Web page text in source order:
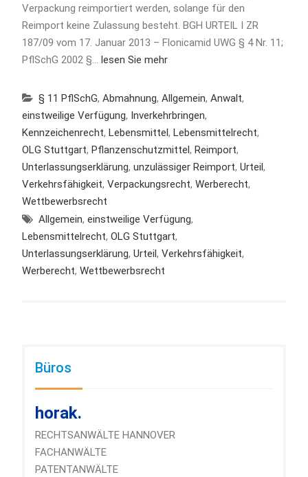
Verpackung reimportiert werden, solange für den
Reimport keine Zulassung besteht. BGH URTEIL I ZR
187/09 vom 17. Januar 2013 – Flonicamid UWG § 4 Nr. 11;
PflSchG 2002 §… lesen Sie mehr
§ 11 PflSchG, Abmahnung, Allgemein, Anwalt,
einstweilige Verfügung, Inverkehrbringen,
Kennzeichenrecht, Lebensmittel, Lebensmittelrecht,
OLG Stuttgart, Pflanzenschutzmittel, Reimport,
Unterlassungserklärung, unzulässiger Reimport, Urteil,
Verkehrsfähigkeit, Verpackungsrecht, Werberecht,
Wettbewerbsrecht
Allgemein, einstweilige Verfügung,
Lebensmittelrecht, OLG Stuttgart,
Unterlassungserklärung, Urteil, Verkehrsfähigkeit,
Werberecht, Wettbewerbsrecht
Büros
horak.
RECHTSANWÄLTE HANNOVER
FACHANWÄLTE
PATENTANWÄLTE